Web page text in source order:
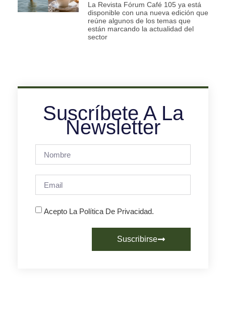
La Revista Fórum Café 105 ya está
disponible con una nueva edición que
reúne algunos de los temas que
están marcando la actualidad del
sector
Suscríbete A La
Newsletter
Acepto La Política De Privacidad.
Suscribirse